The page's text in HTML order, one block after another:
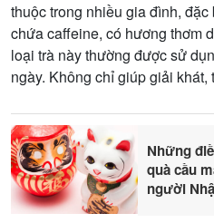
thuộc trong nhiều gia đình,
chứa caffeine, có hương thơm
loại trà này thường được sử
ngày. Không chỉ giúp giải
Những
quà cầu
người